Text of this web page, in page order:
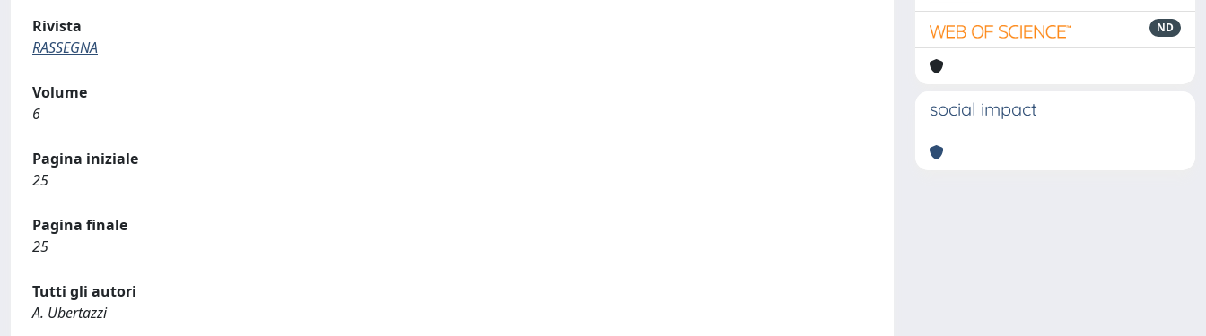
Rivista
RASSEGNA
Volume
6
Pagina iniziale
25
Pagina finale
25
Tutti gli autori
A. Ubertazzi
ND
social impact